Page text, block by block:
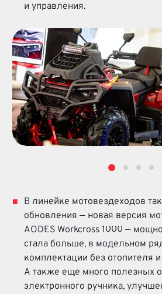
и управления.
В линейке мотовездеходов
обновления — новая версия
AODES Workcross 1000 —
стала больше, в модельном
комплектации без отопителя
А также еще много полезных
электронного ручника,